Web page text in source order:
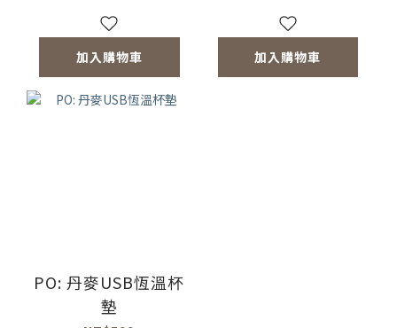
加入購物車 加入購物車
PO: 丹麥USB恆溫杯
墊